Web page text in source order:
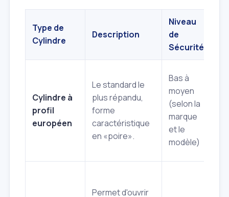
Type de
Cylindre
Description
Niveau
de
Sécurité
Cylindre à
profil
européen
Le standard le
plus répandu,
forme
caractéristique
en «poire».
Bas à
moyen
(selon la
marque
et le
modèle)
Permet d'ouvrir